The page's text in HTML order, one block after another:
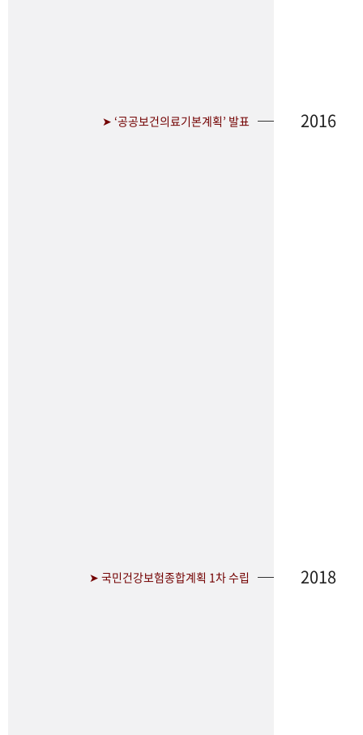
➤ ‘공공보건의료기본계획’ 발표 2016
➤ 국민건강보험종합계획 1차 수립 2018